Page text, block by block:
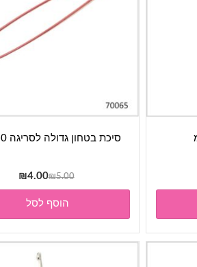
סיכת בטחון גדולה לסריגה 20 ס"מ
₪5.00
המחיר
המקורי
היה:
₪5.00.
₪4.00
הוסף לסל